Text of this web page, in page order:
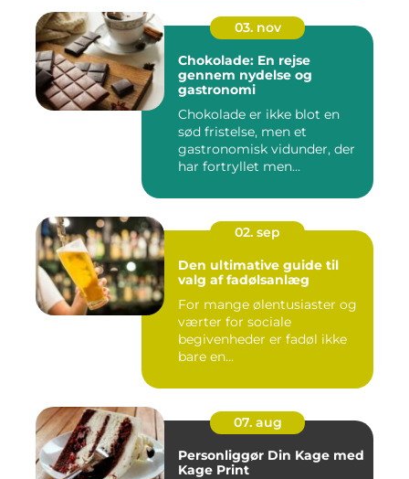
03. nov
Chokolade: En rejse
gennem nydelse og
gastronomi
Chokolade er ikke blot en
sød fristelse, men et
gastronomisk vidunder, der
har fortryllet men...
02. sep
Den ultimative guide til
valg af fadølsanlæg
For mange ølentusiaster og
værter for sociale
begivenheder er fadøl ikke
bare en...
07. aug
Personliggør Din Kage med
Kage Print